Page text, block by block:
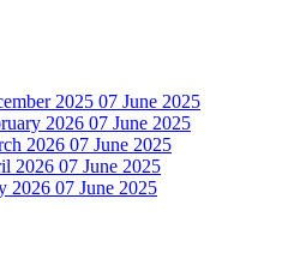
2025 07 June 2025
2026 07 June 2025
2026 07 June 2025
2026 07 June 2025
2026 07 June 2025